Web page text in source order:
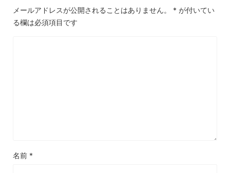
メールアドレスが公開されることはありません。 * が付いてい
る欄は必須項目です
名前 *